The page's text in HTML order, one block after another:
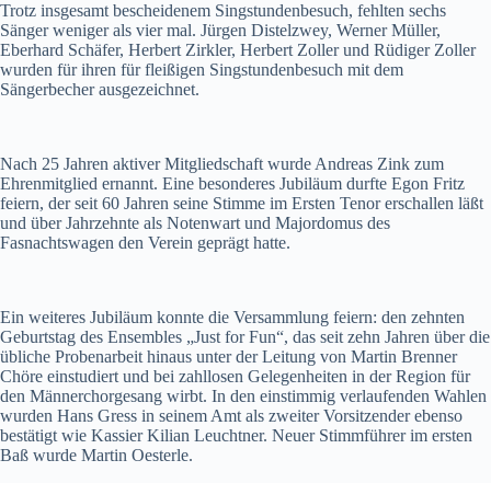
Trotz insgesamt bescheidenem Singstundenbesuch, fehlten sechs
Sänger weniger als vier mal. Jürgen Distelzwey, Werner Müller,
Eberhard Schäfer, Herbert Zirkler, Herbert Zoller und Rüdiger Zoller
wurden für ihren für fleißigen Singstundenbesuch mit dem
Sängerbecher ausgezeichnet.
Nach 25 Jahren aktiver Mitgliedschaft wurde Andreas Zink zum
Ehrenmitglied ernannt. Eine besonderes Jubiläum durfte Egon Fritz
feiern, der seit 60 Jahren seine Stimme im Ersten Tenor erschallen läßt
und über Jahrzehnte als Notenwart und Majordomus des
Fasnachtswagen den Verein geprägt hatte.
Ein weiteres Jubiläum konnte die Versammlung feiern: den zehnten
Geburtstag des Ensembles „Just for Fun“, das seit zehn Jahren über die
übliche Probenarbeit hinaus unter der Leitung von Martin Brenner
Chöre einstudiert und bei zahllosen Gelegenheiten in der Region für
den Männerchorgesang wirbt. In den einstimmig verlaufenden Wahlen
wurden Hans Gress in seinem Amt als zweiter Vorsitzender ebenso
bestätigt wie Kassier Kilian Leuchtner. Neuer Stimmführer im ersten
Baß wurde Martin Oesterle.